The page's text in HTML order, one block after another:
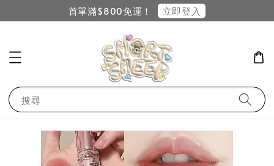
首單滿$800免運！ 立即登入
搜尋